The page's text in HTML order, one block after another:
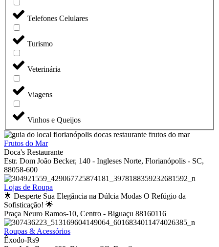
Telefones Celulares
Turismo
Veterinária
Viagens
Vinhos e Queijos
Frutos do Mar
Doca's Restaurante
Estr. Dom João Becker, 140 - Ingleses Norte, Florianópolis - SC,
88058-600
Lojas de Roupa
🌟 Desperte Sua Elegância na Dúlcia Modas O Refúgio da
Sofisticação! 🌟
Praça Neuro Ramos-10, Centro - Biguaçu 88160116
Roupas & Acessórios
Êxodo-Rs9